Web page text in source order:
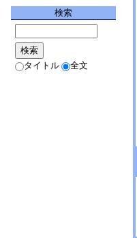
検索
タイトル 全文